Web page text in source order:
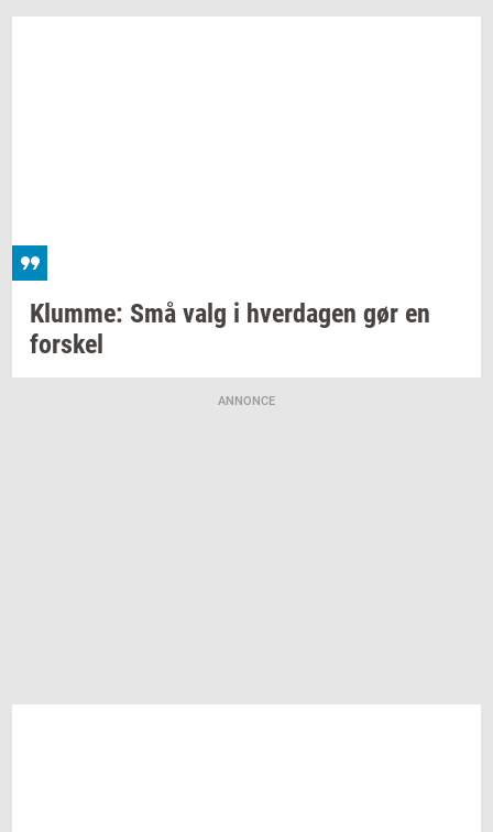
Klum­me: Små valg i hver­da­gen gør en
for­skel
ANNONCE